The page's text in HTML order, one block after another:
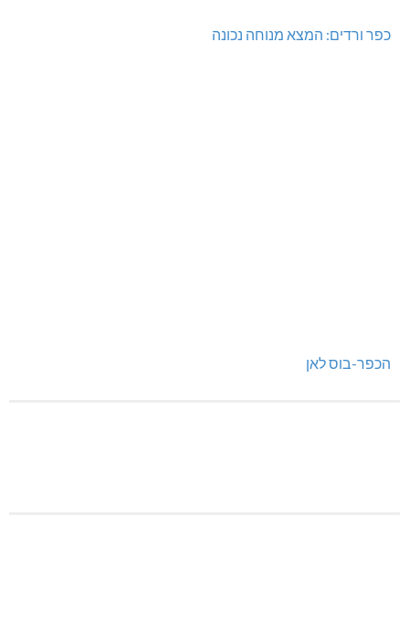
כפר ורדים: המצא מנוחה נכונה
הכפר-בוס לאן